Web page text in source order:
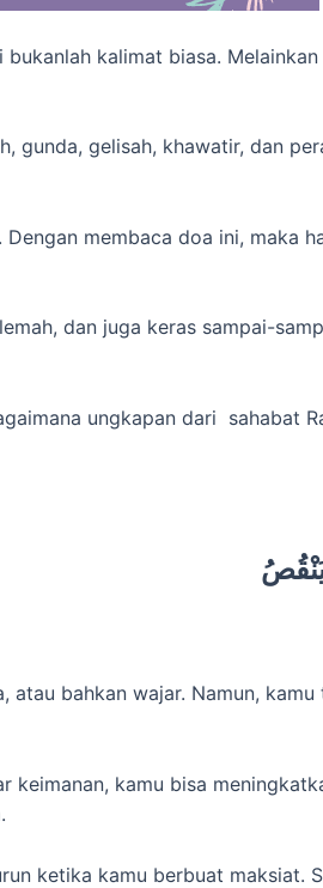
kalimat biasa.
gunda, gelisah, khawatir, dan
membaca doa ini, maka
dan juga keras sampai-
ungkapan dari sahabat
يَنْقُصُ
atau bahkan wajar. Namun,
keimanan, kamu bisa
ketika kamu berbuat maksiat.